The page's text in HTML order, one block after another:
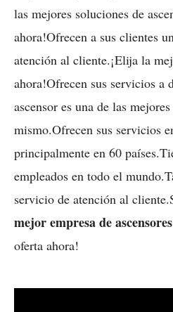
las mejores soluciones de
ahora!Ofrecen a sus clientes
atención al cliente.¡Elija la
ahora!Ofrecen sus servicios a
ascensor es una de las
mismo.Ofrecen sus servicios
principalmente en 60
empleados en todo el
servicio de atención al
mejor empresa de ascensores
oferta ahora!